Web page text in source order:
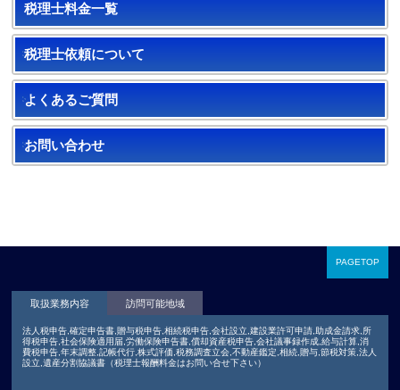
税理士料金一覧
税理士依頼について
よくあるご質問
お問い合わせ
PAGETOP
取扱業務内容 訪問可能地域
法人税申告,確定申告書,贈与税申告,相続税申告,会社設立,建設業許可申請,助成金請求,所
得税申告,社会保険適用届,労働保険申告書,償却資産税申告,会社議事録作成,給与計算,消
費税申告,年末調整,記帳代行,株式評価,税務調査立会,不動産鑑定,相続,贈与,節税対策,法人
設立,遺産分割協議書（税理士報酬料金はお問い合せ下さい）